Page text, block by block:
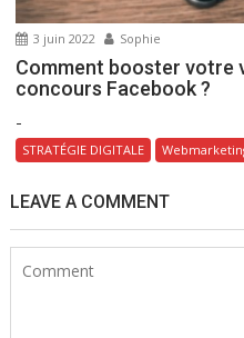
3 juin 2022 Sophie
Comment booster votre
concours Facebook ?
-
STRATÉGIE DIGITALE
LEAVE A COMMENT